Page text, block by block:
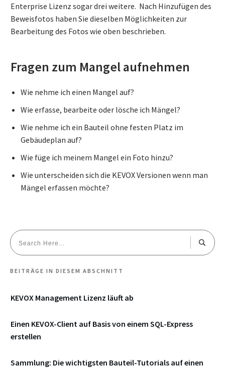
Enterprise Lizenz sogar drei weitere. Nach Hinzufügen des
Beweisfotos haben Sie dieselben Möglichkeiten zur
Bearbeitung des Fotos wie oben beschrieben.
Fragen zum Mangel aufnehmen
Wie nehme ich einen Mangel auf?
Wie erfasse, bearbeite oder lösche ich Mängel?
Wie nehme ich ein Bauteil ohne festen Platz im
Gebäudeplan auf?
Wie füge ich meinem Mangel ein Foto hinzu?
Wie unterscheiden sich die KEVOX Versionen wenn man
Mängel erfassen möchte?
BEITRÄGE IN DIESEM ABSCHNITT
KEVOX Management Lizenz läuft ab
Einen KEVOX-Client auf Basis von einem SQL-Express
erstellen
Sammlung: Die wichtigsten Bauteil-Tutorials auf einen